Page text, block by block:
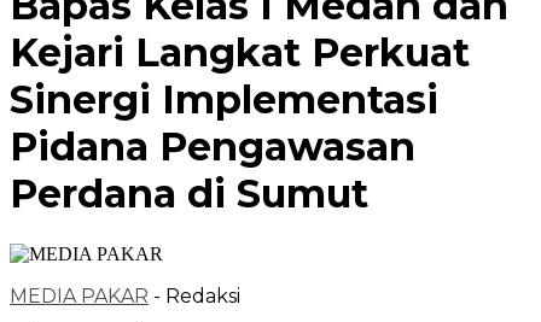
Kejari Langkat Perkuat
Sinergi Implementasi
Pidana Pengawasan
Perdana di Sumut
MEDIA PAKAR - Redaksi